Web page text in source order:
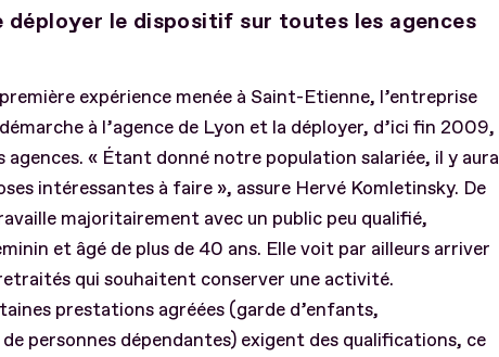
déployer le dispositif sur toutes les agences
expérience menée à Saint-Etienne, l’entreprise
à l’agence de Lyon et la déployer, d’ici fin 2009,
agences. « Étant donné notre population salariée, il y aura
intéressantes à faire », assure Hervé Komletinsky. De
majoritairement avec un public peu qualifié,
et âgé de plus de 40 ans. Elle voit par ailleurs arriver
qui souhaitent conserver une activité.
prestations agréées (garde d’enfants,
personnes dépendantes) exigent des qualifications, ce